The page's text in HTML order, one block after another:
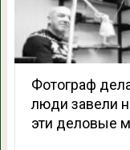
Фотограф
люди завели
эти деловые